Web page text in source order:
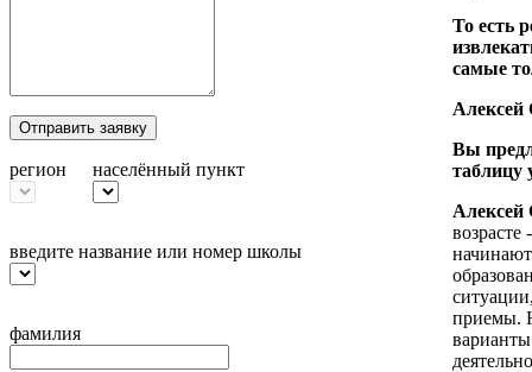
Отправить заявку
регион населённый пункт
введите название или номер школы
фамилия
То есть
самые
Алексей
Вы
таблицу
Алексей
приемы.